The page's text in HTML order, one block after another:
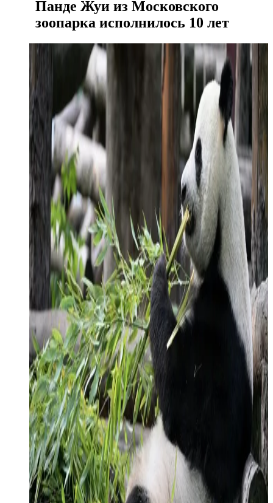
Панде Жуи из Московского
зоопарка исполнилось 10 лет